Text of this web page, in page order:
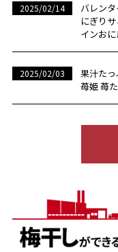
2025/02/14
バレン
にぎり
インお
2025/02/03
果汁た
苺姫 苺